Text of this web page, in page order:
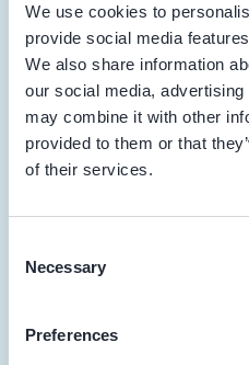
We use cookies to
provide social media
We also share information
our social media,
may combine it with other
provided to them or that
of their services.
Selection
Necessary
Preferences
Symposium
Vakinhoudelijke scholing
24-01-2025
Symposium
Algemene scholing
De gereedschapskist